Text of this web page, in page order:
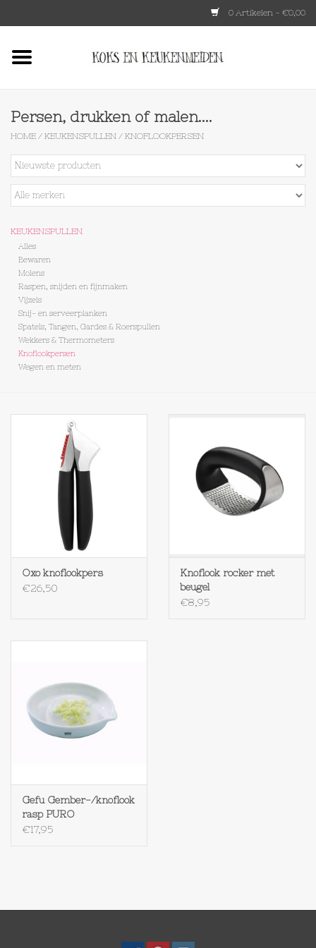
0 Artikelen - €0,00
Tokyo design
Lenta Living
OXO
Koken
Op Tafel
Keukenspullen
Bakken
Persen, drukken of malen....
HOME / KEUKENSPULLEN / KNOFLOOKPERSEN
KEUKENSPULLEN
Alles
Bewaren
Molens
Raspen, snijden en fijnmaken
Vijzels
Snij- en serveerplanken
Spatels, Tangen, Gardes & Roerspullen
Wekkers & Thermometers
Knoflookpersen
Wegen en meten
Oxo knoflookpers
€26,50
Knoflook rocker met
beugel
€8,95
Gefu Gember-/knoflook
rasp PURO
€17,95